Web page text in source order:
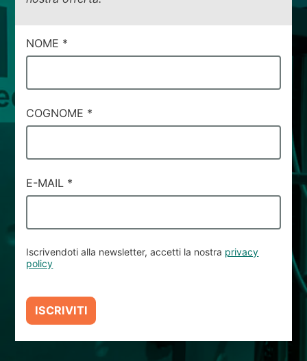
CAMPI
DI
NOME *
COGNOME *
E-MAIL *
Iscrivendoti alla newsletter, accetti la nostra privacy
policy
ISCRIVITI